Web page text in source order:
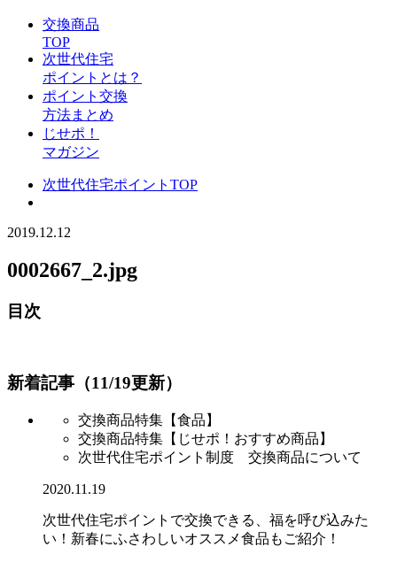
交換商品
TOP
次世代住宅
ポイントとは？
ポイント交換
方法まとめ
じせポ！
マガジン
次世代住宅ポイントTOP
2019.12.12
0002667_2.jpg
目次
新着記事（11/19更新）
交換商品特集【食品】
交換商品特集【じせポ！おすすめ商品】
次世代住宅ポイント制度 交換商品について
2020.11.19
次世代住宅ポイントで交換できる、福を呼び込みた
い！新春にふさわしいオススメ食品もご紹介！